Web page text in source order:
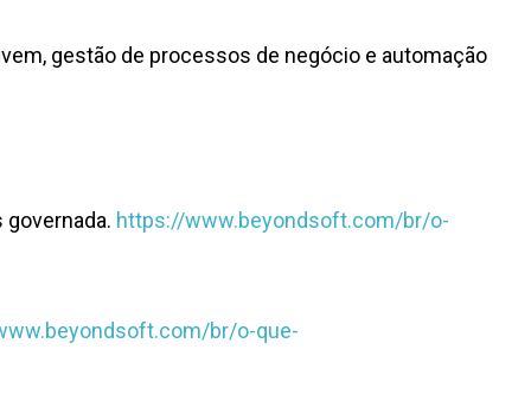
gestão de processos de negócio e automação
https://www.beyondsoft.com/br/o-
br/o-que-